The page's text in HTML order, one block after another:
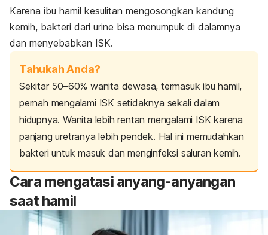
Karena ibu hamil kesulitan mengosongkan kandung
kemih, bakteri dari urine bisa menumpuk di dalamnya
dan menyebabkan ISK.
Tahukah Anda?
Sekitar 50–60% wanita dewasa, termasuk ibu hamil,
pernah mengalami ISK setidaknya sekali dalam
hidupnya. Wanita lebih rentan mengalami ISK karena
panjang uretranya lebih pendek. Hal ini memudahkan
bakteri untuk masuk dan menginfeksi saluran kemih.
Cara mengatasi anyang-anyangan
saat hamil